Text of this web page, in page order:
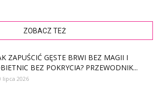
ZOBACZ TEŻ
ZAPUŚCIĆ GĘSTE BRWI BEZ MAGII I
BEZ POKRYCIA? PRZEWODNIK...
lipca 2026